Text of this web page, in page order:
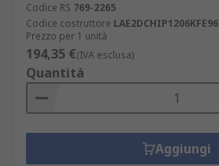
Codice RS 769-2265
Codice costruttore LAE2DCHIP1206KFE96
Prezzo per 1 unità
194,35 €(IVA esclusa)
Quantità
Aggiungi